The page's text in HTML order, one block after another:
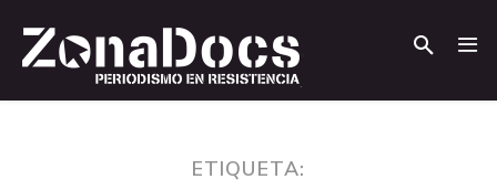
ETIQUETA: